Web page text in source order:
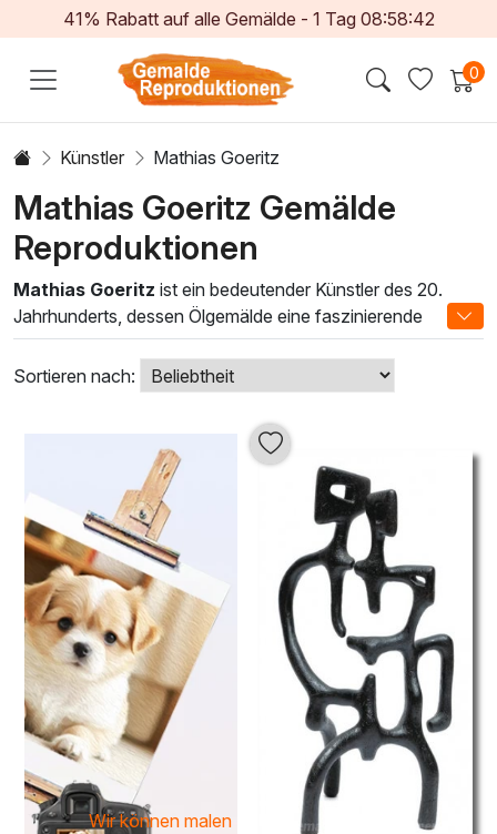
41% Rabatt auf alle Gemälde -1 Tag 08:58:41
0
Künstler Mathias Goeritz
Mathias Goeritz Gemälde
Reproduktionen
Mathias Goeritz ist ein bedeutender Künstler des 20.
Jahrhunderts, dessen Ölgemälde eine faszinierende
Verbindung von Abstraktion und Emotion schaffen. Seine
Werke besticht nicht nur durch kräftige Farben und
dynamische Formen, sondern auch durch eine tiefgründige
Ausdruckskraft, die den Betrachter in ihren Bann zieht. Die
von Goeritz entwickelten Techniken, wie die gezielte
Verwendung von Licht und Schatten, verleihen seinen
Gemälden eine besondere Tiefe, die jeden Raum
verwandelt.
Mathias Goeritz bringen Sie nicht nur Kunst in Ihr Zuhause,
sondern auch eine künstlerische Atmosphäre, die zum
Nachdenken anregt und inspirierend wirkt. Jedes Gemälde
erzählt eine eigene Geschichte und lädt dazu ein, in eine
Welt voller Farben und Formen einzutauchen. Entdecken
Sie die einzigartigen Werke und bereichern Sie Ihr
Wohnambiente mit zeitloser Kunst, die von Leidenschaft
und kreativer Energie zeugt.
Sortieren nach:
Wir können malen